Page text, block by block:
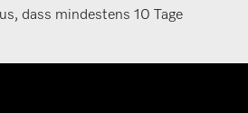
dass mindestens 10 Tage